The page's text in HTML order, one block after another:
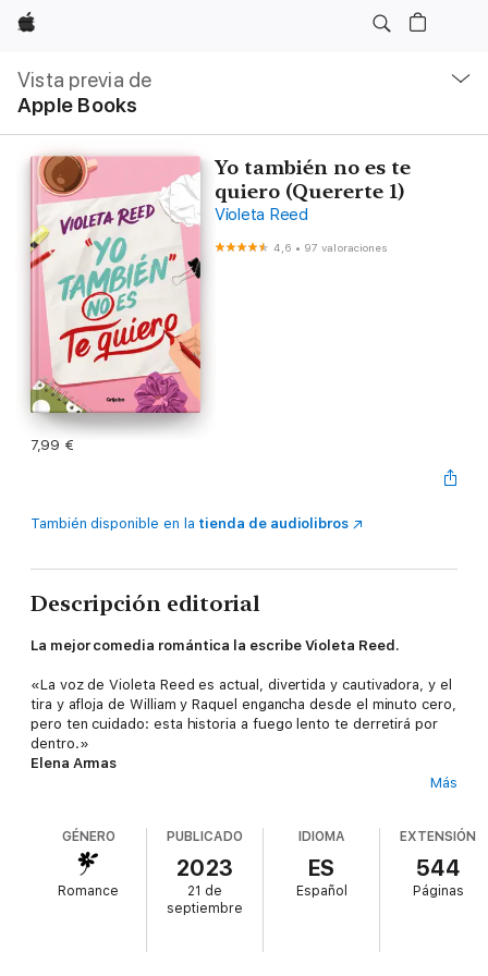
Apple
Vista previa de
Apple Books
local
Abrir
menú
Yo también no es te
quiero (Quererte 1)
Violeta Reed
4,6 • 97 valoraciones
7,99 €
También disponible en la tienda de audiolibros
Descripción editorial
La mejor comedia romántica la escribe Violeta Reed.
«La voz de Violeta Reed es actual, divertida y cautivadora, y el
tira y afloja de William y Raquel engancha desde el minuto cero,
pero ten cuidado: esta historia a fuego lento te derretirá por
dentro.»
Elena Armas
William Anderson es el escritor de fantasía más exitoso de la
década, con millones de lectores enganchados a su pluma. Es
exigente, ambicioso y tremendamente atractivo. Y también es
un bocazas.
Más
GÉNERO
Romance
PUBLICADO
2023
21 de
septiembre
IDIOMA
ES
Español
EXTENSIÓN
544
Páginas